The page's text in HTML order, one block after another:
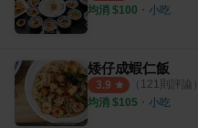
均消 $100 ・ 小吃
矮仔成蝦仁飯
3.9 （ 121 則評論）
均消 $105 ・ 小吃